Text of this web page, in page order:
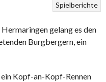
Spielberichte
gelang es den
Burgbergern, ein
Kopf-an-Kopf-Rennen